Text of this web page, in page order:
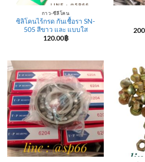
กาว-ซีลีโคน
ซิลิโคนไร้กรด กันเชื้อรา SN-
505 สีขาว และ แบบใส
120.00฿